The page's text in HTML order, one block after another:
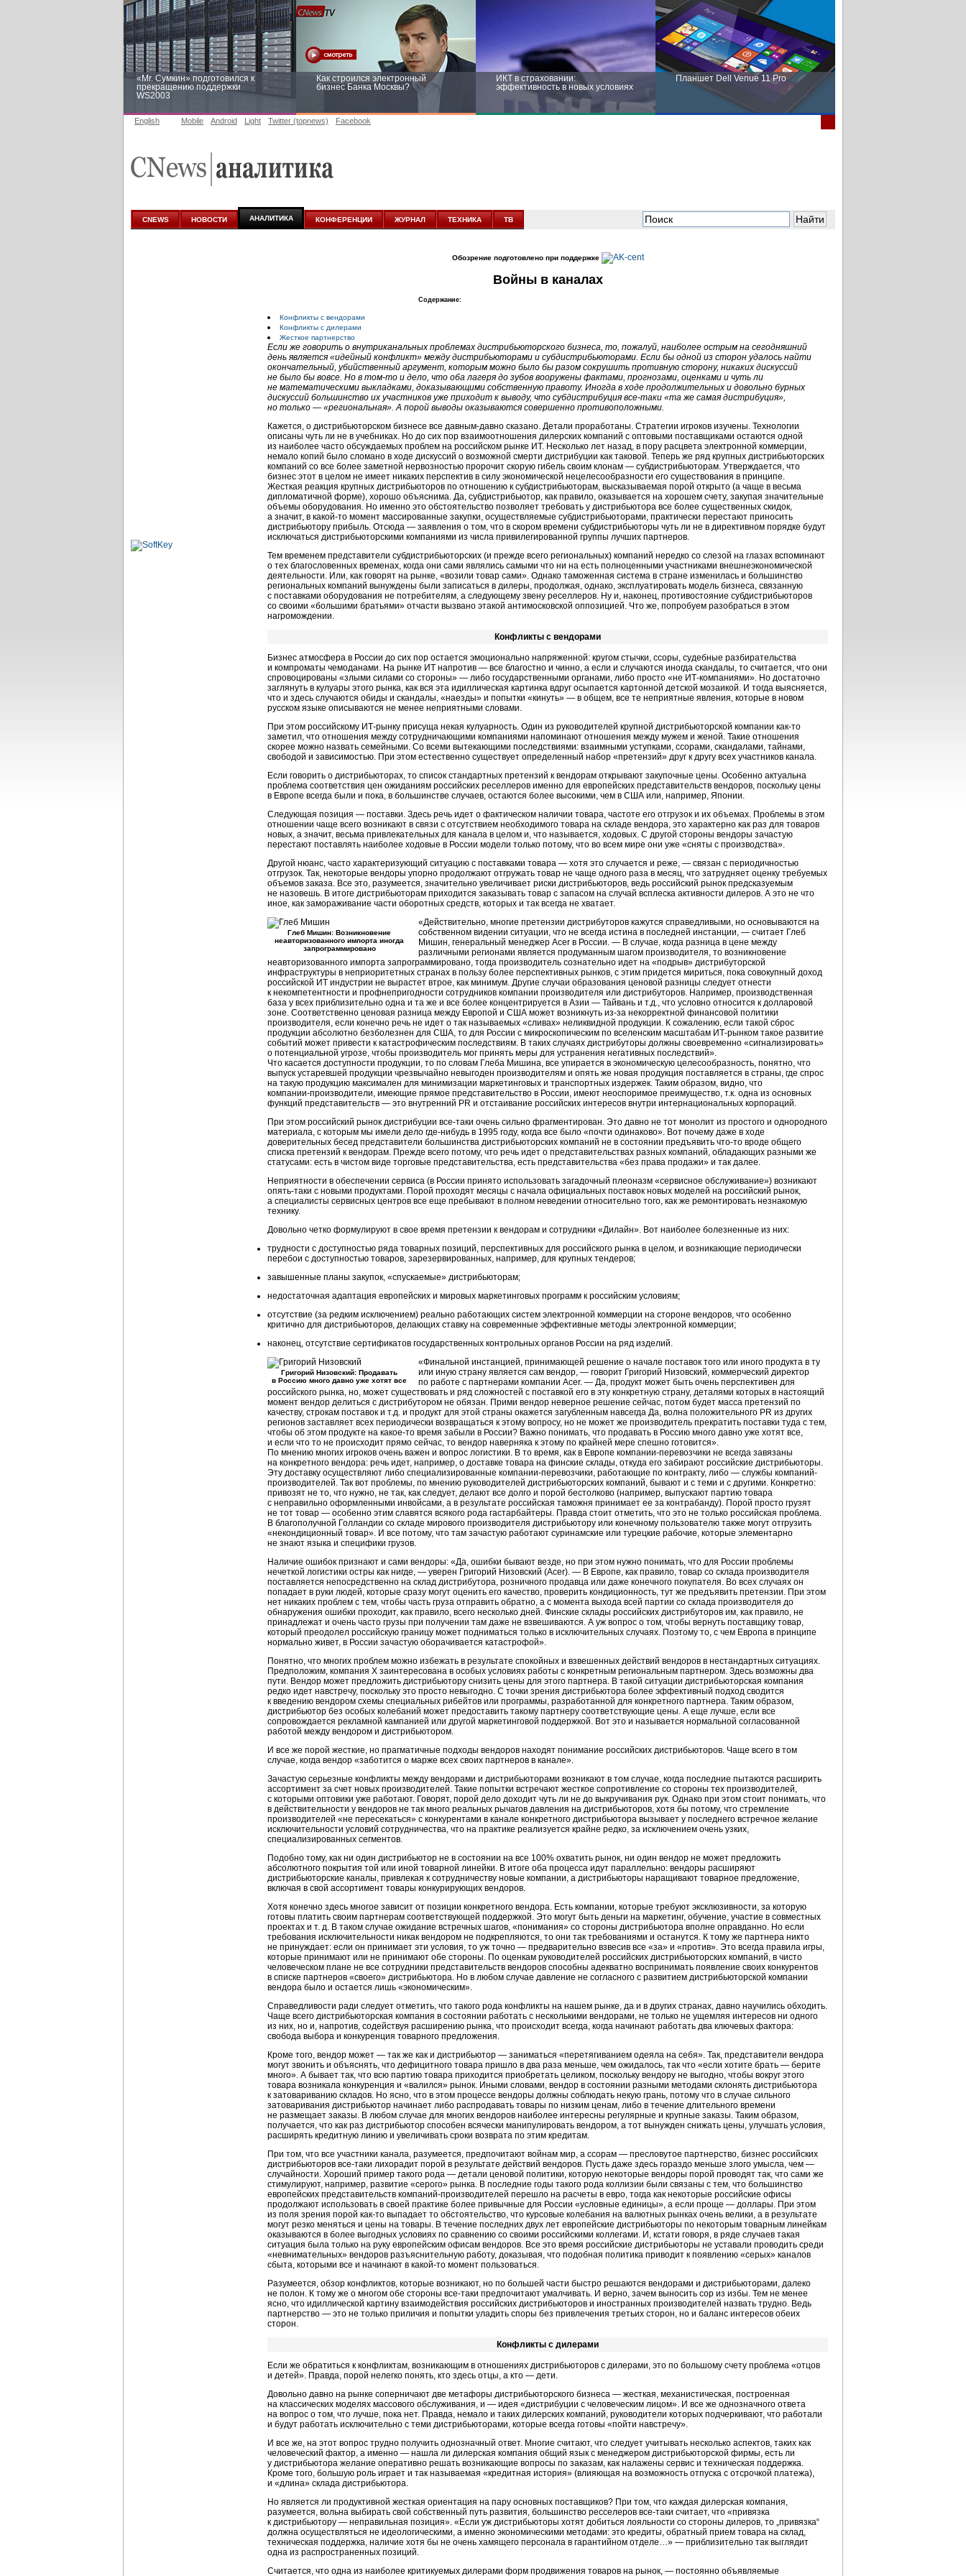
«Mr. Сумкин» подготовился к
прекращению поддержки
WS2003
Как строился электронный
бизнес Банка Москвы?
ИКТ в страховании:
эффективность в новых условиях
Планшет Dell Venue 11 Pro
аналитике
новых условиях
English Mobile Android Light Twitter (topnews) Facebook
CNEWS НОВОСТИ АНАЛИТИКА КОНФЕРЕНЦИИ ЖУРНАЛ ТЕХНИКА ТВ
Обозрение подготовлено при поддержке
Войны в каналах
Содержание:
Конфликты с вендорами
Конфликты с дилерами
Жесткое партнерство
Если же говорить о внутриканальных проблемах дистрибьюторского бизнеса, то, пожалуй, наиболее острым на сегодняшний
день является «идейный конфликт» между дистрибьюторами и субдистрибьюторами. Если бы одной из сторон удалось найти
окончательный, убийственный аргумент, которым можно было бы разом сокрушить противную сторону, никаких дискуссий
не было бы вовсе. Но в том-то и дело, что оба лагеря до зубов вооружены фактами, прогнозами, оценками и чуть ли
не математическими выкладками, доказывающими собственную правоту. Иногда в ходе продолжительных и довольно бурных
дискуссий большинство их участников уже приходит к выводу, что субдистрибуция все-таки «та же самая дистрибуция»,
но только — «региональная». А порой выводы оказываются совершенно противоположными.
Кажется, о дистрибьюторском бизнесе все давным-давно сказано. Детали проработаны. Стратегии игроков изучены. Технологии
описаны чуть ли не в учебниках. Но до сих пор взаимоотношения дилерских компаний с оптовыми поставщиками остаются одной
из наиболее часто обсуждаемых проблем на российском рынке ИТ. Несколько лет назад, в пору расцвета электронной коммерции,
немало копий было сломано в ходе дискуссий о возможной смерти дистрибуции как таковой. Теперь же ряд крупных дистрибьюторских
компаний со все более заметной нервозностью пророчит скорую гибель своим клонам — субдистрибьюторам. Утверждается, что
бизнес этот в целом не имеет никаких перспектив в силу экономической нецелесообразности его существования в принципе.
Жесткая реакция крупных дистрибьюторов по отношению к субдистрибьюторам, высказываемая порой открыто (а чаще в весьма
дипломатичной форме), хорошо объяснима. Да, субдистрибьютор, как правило, оказывается на хорошем счету, закупая значительные
объемы оборудования. Но именно это обстоятельство позволяет требовать у дистрибьютора все более существенных скидок,
а значит, в какой-то момент массированные закупки, осуществляемые субдистрибьюторами, практически перестают приносить
дистрибьютору прибыль. Отсюда — заявления о том, что в скором времени субдистрибьюторы чуть ли не в директивном порядке будут
исключаться дистрибьюторскими компаниями из числа привилегированной группы лучших партнеров.
Тем временем представители субдистрибьюторских (и прежде всего региональных) компаний нередко со слезой на глазах вспоминают
о тех благословенных временах, когда они сами являлись самыми что ни на есть полноценными участниками внешнеэкономической
деятельности. Или, как говорят на рынке, «возили товар сами». Однако таможенная система в стране изменилась и большинство
региональных компаний вынуждены были записаться в дилеры, продолжая, однако, эксплуатировать модель бизнеса, связанную
с поставками оборудования не потребителям, а следующему звену реселлеров. Ну и, наконец, противостояние субдистрибьюторов
со своими «большими братьями» отчасти вызвано этакой антимосковской оппозицией. Что же, попробуем разобраться в этом
нагромождении.
Конфликты с вендорами
Бизнес атмосфера в России до сих пор остается эмоционально напряженной: кругом стычки, ссоры, судебные разбирательства
и компроматы чемоданами. На рынке ИТ напротив — все благостно и чинно, а если и случаются иногда скандалы, то считается, что они
спровоцированы «злыми силами со стороны» — либо государственными органами, либо просто «не ИТ-компаниями». Но достаточно
заглянуть в кулуары этого рынка, как вся эта идиллическая картинка вдруг осыпается картонной детской мозаикой. И тогда выясняется,
что и здесь случаются обиды и скандалы, «наезды» и попытки «кинуть» — в общем, все те неприятные явления, которые в новом
русском языке описываются не менее неприятными словами.
При этом российскому ИТ-рынку присуща некая кулуарность. Один из руководителей крупной дистрибьюторской компании как-то
заметил, что отношения между сотрудничающими компаниями напоминают отношения между мужем и женой. Такие отношения
скорее можно назвать семейными. Со всеми вытекающими последствиями: взаимными уступками, ссорами, скандалами, тайнами,
свободой и зависимостью. При этом естественно существует определенный набор «претензий» друг к другу всех участников канала.
Если говорить о дистрибьюторах, то список стандартных претензий к вендорам открывают закупочные цены. Особенно актуальна
проблема соответствия цен ожиданиям российских реселлеров именно для европейских представительств вендоров, поскольку цены
в Европе всегда были и пока, в большинстве случаев, остаются более высокими, чем в США или, например, Японии.
Следующая позиция — поставки. Здесь речь идет о фактическом наличии товара, частоте его отгрузок и их объемах. Проблемы в этом
отношении чаще всего возникают в связи с отсутствием необходимого товара на складе вендора, это характерно как раз для товаров
новых, а значит, весьма привлекательных для канала в целом и, что называется, ходовых. С другой стороны вендоры зачастую
перестают поставлять наиболее ходовые в России модели только потому, что во всем мире они уже «сняты с производства».
Другой нюанс, часто характеризующий ситуацию с поставками товара — хотя это случается и реже, — связан с периодичностью
отгрузок. Так, некоторые вендоры упорно продолжают отгружать товар не чаще одного раза в месяц, что затрудняет оценку требуемых
объемов заказа. Все это, разумеется, значительно увеличивает риски дистрибьюторов, ведь российский рынок предсказуемым
не назовешь. В итоге дистрибьюторам приходится заказывать товар с запасом на случай всплеска активности дилеров. А это не что
иное, как замораживание части оборотных средств, которых и так всегда не хватает.
Глеб Мишин: Возникновение
неавторизованного импорта иногда
запрограммировано
«Действительно, многие претензии дистрибуторов кажутся справедливыми, но основываются на
собственном видении ситуации, что не всегда истина в последней инстанции, — считает Глеб
Мишин, генеральный менеджер Acer в России. — В случае, когда разница в цене между
различными регионами является продуманным шагом производителя, то возникновение
неавторизованного импорта запрограммировано, тогда производитель сознательно идет на «подрыв» дистрибуторской
инфраструктуры в неприоритетных странах в пользу более перспективных рынков, с этим придется мириться, пока совокупный доход
российской ИТ индустрии не вырастет втрое, как минимум. Другие случаи образования ценовой разницы следует отнести
к некомпетентности и профнепригодности сотрудников компании производителя или дистрибуторов. Например, производственная
база у всех приблизительно одна и та же и все более концентрируется в Азии — Тайвань и т.д., что условно относится к долларовой
зоне. Соответственно ценовая разница между Европой и США может возникнуть из-за некорректной финансовой политики
производителя, если конечно речь не идет о так называемых «сливах» неликвидной продукции. К сожалению, если такой сброс
продукции абсолютно безболезнен для США, то для России с микроскопическим по вселенским масштабам ИТ-рынком такое развитие
событий может привести к катастрофическим последствиям. В таких случаях дистрибуторы должны своевременно «сигнализировать»
о потенциальной угрозе, чтобы производитель мог принять меры для устранения негативных последствий».
Что касается доступности продукции, то по словам Глеба Мишина, все упирается в экономическую целесообразность, понятно, что
выпуск устаревшей продукции чрезвычайно невыгоден производителям и опять же новая продукция поставляется в страны, где спрос
на такую продукцию максимален для минимизации маркетинговых и транспортных издержек. Таким образом, видно, что
компании-производители, имеющие прямое представительство в России, имеют неоспоримое преимущество, т.к. одна из основных
функций представительств — это внутренний PR и отстаивание российских интересов внутри интернациональных корпораций.
При этом российский рынок дистрибуции все-таки очень сильно фрагментирован. Это давно не тот монолит из простого и однородного
материала, с которым мы имели дело где-нибудь в 1995 году, когда все было «почти одинаково». Вот почему даже в ходе
доверительных бесед представители большинства дистрибьюторских компаний не в состоянии предъявить что-то вроде общего
списка претензий к вендорам. Прежде всего потому, что речь идет о представительствах разных компаний, обладающих разными же
статусами: есть в чистом виде торговые представительства, есть представительства «без права продажи» и так далее.
Неприятности в обеспечении сервиса (в России принято использовать загадочный плеоназм «сервисное обслуживание») возникают
опять-таки с новыми продуктами. Порой проходят месяцы с начала официальных поставок новых моделей на российский рынок,
а специалисты сервисных центров все еще пребывают в полном неведении относительно того, как же ремонтировать незнакомую
технику.
Довольно четко формулируют в свое время претензии к вендорам и сотрудники «Дилайн». Вот наиболее болезненные из них:
трудности с доступностью ряда товарных позиций, перспективных для российского рынка в целом, и возникающие периодически
перебои с доступностью товаров, зарезервированных, например, для крупных тендеров;
завышенные планы закупок, «спускаемые» дистрибьюторам;
недостаточная адаптация европейских и мировых маркетинговых программ к российским условиям;
отсутствие (за редким исключением) реально работающих систем электронной коммерции на стороне вендоров, что особенно
критично для дистрибьюторов, делающих ставку на современные эффективные методы электронной коммерции;
наконец, отсутствие сертификатов государственных контрольных органов России на ряд изделий.
Григорий Низовский: Продавать
в Россию много давно уже хотят все
«Финальной инстанцией, принимающей решение о начале поставок того или иного продукта в ту
или иную страну является сам вендор, — говорит Григорий Низовский, коммерческий директор
по работе с партнерами компании Acer. — Да, продукт может быть очень перспективен для
российского рынка, но, может существовать и ряд сложностей с поставкой его в эту конкретную страну, деталями которых в настоящий
момент вендор делиться с дистрибутором не обязан. Прими вендор неверное решение сейчас, потом будет масса претензий по
качеству, строкам поставок и т.д. и продукт для этой страны окажется загубленным навсегда Да, волна положительного PR из других
регионов заставляет всех периодически возвращаться к этому вопросу, но не может же производитель прекратить поставки туда с тем,
чтобы об этом продукте на какое-то время забыли в России? Важно понимать, что продавать в Россию много давно уже хотят все,
и если что то не происходит прямо сейчас, то вендор наверняка к этому по крайней мере спешно готовится».
По мнению многих игроков очень важен и вопрос логистики. В то время, как в Европе компании-перевозчики не всегда завязаны
на конкретного вендора: речь идет, например, о доставке товара на финские склады, откуда его забирают российские дистрибьюторы.
Эту доставку осуществляют либо специализированные компании-перевозчики, работающие по контракту, либо — службы компаний-
производителей. Так вот проблемы, по мнению руководителей дистрибьюторских компаний, бывают и с теми и с другими. Конкретно:
привозят не то, что нужно, не так, как следует, делают все долго и порой бестолково (например, выпускают партию товара
с неправильно оформленными инвойсами, а в результате российская таможня принимает ее за контрабанду). Порой просто грузят
не тот товар — особенно этим славятся всякого рода гастарбайтеры. Правда стоит отметить, что это не только российская проблема.
В благополучной Голландии со складе мирового производителя дистрибьютору или конечному пользователю также могут отгрузить
«некондиционный товар». И все потому, что там зачастую работают суринамские или турецкие рабочие, которые элементарно
не знают языка и специфики грузов.
Наличие ошибок признают и сами вендоры: «Да, ошибки бывают везде, но при этом нужно понимать, что для России проблемы
нечеткой логистики остры как нигде, — уверен Григорий Низовский (Acer). — В Европе, как правило, товар со склада производителя
поставляется непосредственно на склад дистрибутора, розничного продавца или даже конечного покупателя. Во всех случаях он
попадает в руки людей, которые сразу могут оценить его качество, проверить кондиционность, тут же предъявить претензии. При этом
нет никаких проблем с тем, чтобы часть груза отправить обратно, а с момента выхода всей партии со склада производителя до
обнаружения ошибки проходит, как правило, всего несколько дней. Финские склады российских дистрибуторов им, как правило, не
принадлежат и очень часто грузы при получении там даже не взвешиваются. А уж вопрос о том, чтобы вернуть поставщику товар,
который преодолел российскую границу может подниматься только в исключительных случаях. Поэтому то, с чем Европа в принципе
нормально живет, в России зачастую оборачивается катастрофой».
Понятно, что многих проблем можно избежать в результате спокойных и взвешенных действий вендоров в нестандартных ситуациях.
Предположим, компания Х заинтересована в особых условиях работы с конкретным региональным партнером. Здесь возможны два
пути. Вендор может предложить дистрибьютору снизить цены для этого партнера. В такой ситуации дистрибьюторская компания
редко идет навстречу, поскольку это просто невыгодно. С точки зрения дистрибьютора более эффективный подход сводится
к введению вендором схемы специальных рибейтов или программы, разработанной для конкретного партнера. Таким образом,
дистрибьютор без особых колебаний может предоставить такому партнеру соответствующие цены. А еще лучше, если все
сопровождается рекламной кампанией или другой маркетинговой поддержкой. Вот это и называется нормальной согласованной
работой между вендором и дистрибьютором.
И все же порой жесткие, но прагматичные подходы вендоров находят понимание российских дистрибьюторов. Чаще всего в том
случае, когда вендор «заботится о марже всех своих партнеров в канале».
Зачастую серьезные конфликты между вендорами и дистрибьюторами возникают в том случае, когда последние пытаются расширить
ассортимент за счет новых производителей. Такие попытки встречают жесткое сопротивление со стороны тех производителей,
с которыми оптовики уже работают. Говорят, порой дело доходит чуть ли не до выкручивания рук. Однако при этом стоит понимать, что
в действительности у вендоров не так много реальных рычагов давления на дистрибьюторов, хотя бы потому, что стремление
производителей «не пересекаться» с конкурентами в канале конкретного дистрибьютора вызывает у последнего встречное желание
исключительности условий сотрудничества, что на практике реализуется крайне редко, за исключением очень узких,
специализированных сегментов.
Подобно тому, как ни один дистрибьютор не в состоянии на все 100% охватить рынок, ни один вендор не может предложить
абсолютного покрытия той или иной товарной линейки. В итоге оба процесса идут параллельно: вендоры расширяют
дистрибьюторские каналы, привлекая к сотрудничеству новые компании, а дистрибьюторы наращивают товарное предложение,
включая в свой ассортимент товары конкурирующих вендоров.
Хотя конечно здесь многое зависит от позиции конкретного вендора. Есть компании, которые требуют эксклюзивности, за которую
готовы платить своим партнерам соответствующей поддержкой. Это могут быть деньги на маркетинг, обучение, участие в совместных
проектах и т. д. В таком случае ожидание встречных шагов, «понимания» со стороны дистрибьютора вполне оправданно. Но если
требования исключительности никак вендором не подкрепляются, то они так требованиями и останутся. К тому же партнера никто
не принуждает: если он принимает эти условия, то уж точно — предварительно взвесив все «за» и «против». Это всегда правила игры,
которые принимают или не принимают обе стороны. По оценкам руководителей российских дистрибьюторских компаний, в чисто
человеческом плане не все сотрудники представительств вендоров способны адекватно воспринимать появление своих конкурентов
в списке партнеров «своего» дистрибьютора. Но в любом случае давление не согласного с развитием дистрибьюторской компании
вендора было и остается лишь «экономическим».
Справедливости ради следует отметить, что такого рода конфликты на нашем рынке, да и в других странах, давно научились обходить.
Чаще всего дистрибьюторская компания в состоянии работать с несколькими вендорами, не только не ущемляя интересов ни одного
из них, но и, напротив, содействуя расширению рынка, что происходит всегда, когда начинают работать два ключевых фактора:
свобода выбора и конкуренция товарного предложения.
Кроме того, вендор может — так же как и дистрибьютор — заниматься «перетягиванием одеяла на себя». Так, представители вендора
могут звонить и объяснять, что дефицитного товара пришло в два раза меньше, чем ожидалось, так что «если хотите брать — берите
много». А бывает так, что всю партию товара приходится приобретать целиком, поскольку вендору не выгодно, чтобы вокруг этого
товара возникала конкуренция и «валился» рынок. Иными словами, вендор в состоянии разными методами склонять дистрибьютора
к затовариванию складов. Но ясно, что в этом процессе вендоры должны соблюдать некую грань, потому что в случае сильного
затоваривания дистрибьютор начинает либо распродавать товары по низким ценам, либо в течение длительного времени
не размещает заказы. В любом случае для многих вендоров наиболее интересны регулярные и крупные заказы. Таким образом,
получается, что как раз дистрибьютор способен всячески манипулировать вендором, а тот вынужден снижать цены, улучшать условия,
расширять кредитную линию и увеличивать сроки возврата по этим кредитам.
При том, что все участники канала, разумеется, предпочитают войнам мир, а ссорам — пресловутое партнерство, бизнес российских
дистрибьюторов все-таки лихорадит порой в результате действий вендоров. Пусть даже здесь гораздо меньше злого умысла, чем —
случайности. Хороший пример такого рода — детали ценовой политики, которую некоторые вендоры порой проводят так, что сами же
стимулируют, например, развитие «серого» рынка. В последние годы такого рода коллизии были связаны с тем, что большинство
европейских представительств компаний-производителей перешло на расчеты в евро, тогда как некоторые российские офисы
продолжают использовать в своей практике более привычные для России «условные единицы», а если проще — доллары. При этом
из поля зрения порой как-то выпадает то обстоятельство, что курсовые колебания на валютных рынках очень велики, а в результате
могут резко меняться и цены на товары. В течение последних двух лет европейские дистрибьюторы по некоторым товарным линейкам
оказываются в более выгодных условиях по сравнению со своими российскими коллегами. И, кстати говоря, в ряде случаев такая
ситуация была только на руку европейским офисам вендоров. Все это время российские дистрибьюторы не уставали проводить среди
«невнимательных» вендоров разъяснительную работу, доказывая, что подобная политика приводит к появлению «серых» каналов
сбыта, которыми все и начинают в какой-то момент пользоваться.
Разумеется, обзор конфликтов, которые возникают, но по большей части быстро решаются вендорами и дистрибьюторами, далеко
не полон. К тому же о многом обе стороны все-таки предпочитают умалчивать. И верно, зачем выносить сор из избы. Тем не менее
ясно, что идиллической картину взаимодействия российских дистрибьюторов и иностранных производителей назвать трудно. Ведь
партнерство — это не только приличия и попытки уладить споры без привлечения третьих сторон, но и баланс интересов обеих
сторон.
Конфликты с дилерами
Если же обратиться к конфликтам, возникающим в отношениях дистрибьюторов с дилерами, это по большому счету проблема «отцов
и детей». Правда, порой нелегко понять, кто здесь отцы, а кто — дети.
Довольно давно на рынке соперничают две метафоры дистрибьюторского бизнеса — жесткая, механистическая, построенная
на классических моделях массового обслуживания, и — идея «дистрибуции с человеческим лицом». И все же однозначного ответа
на вопрос о том, что лучше, пока нет. Правда, немало и таких дилерских компаний, руководители которых подчеркивают, что работали
и будут работать исключительно с теми дистрибьюторами, которые всегда готовы «пойти навстречу».
И все же, на этот вопрос трудно получить однозначный ответ. Многие считают, что следует учитывать несколько аспектов, таких как
человеческий фактор, а именно — нашла ли дилерская компания общий язык с менеджером дистрибьюторской фирмы, есть ли
у дистрибьютора желание оперативно решать возникающие вопросы по заказам, как налажены сервис и техническая поддержка.
Кроме того, большую роль играет и так называемая «кредитная история» (влияющая на возможность отпуска с отсрочкой платежа),
и «длина» склада дистрибьютора.
Но является ли продуктивной жесткая ориентация на пару основных поставщиков? При том, что каждая дилерская компания,
разумеется, вольна выбирать свой собственный путь развития, большинство ресселеров все-таки считает, что «привязка
к дистрибьютору — неправильная позиция». «Если уж дистрибьюторы хотят добиться лояльности со стороны дилеров, то „привязка“
должна осуществляться не идеологическими, а именно экономическими методами: это кредиты, обратный прием товара на склад,
техническая поддержка, наличие хотя бы не очень хамящего персонала в гарантийном отделе…» — приблизительно так выглядит
одна из распространенных позиций.
Считается, что одна из наиболее критикуемых дилерами форм продвижения товаров на рынок, — постоянно объявляемые